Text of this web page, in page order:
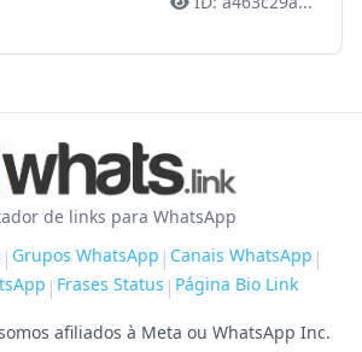
de links para WhatsApp
| Grupos WhatsApp | Canais WhatsApp |
| Frases Status | Página Bio Link
afiliados à Meta ou WhatsApp Inc.